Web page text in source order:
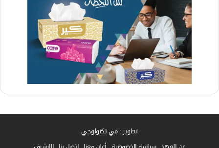
تطوير : مي تكنولوجي